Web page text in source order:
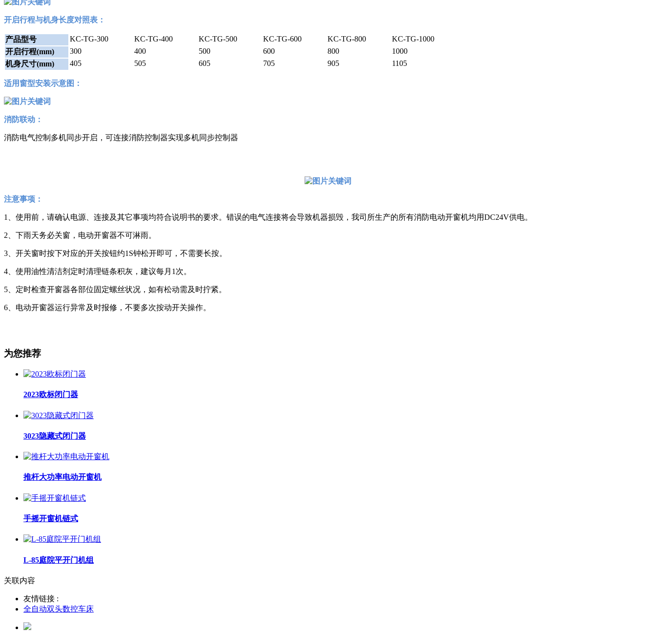
开启行程与机身长度对照表：
产品型号 KC-TG-300 KC-TG-400 KC-TG-500 KC-TG-600 KC-TG-800
KC-TG-1000
开启行程(mm)
300 400 500 600 800
1000
机身尺寸(mm)
405 505 605 705 905 1105
适用窗型安装示意图：
消防联动 ：
消防电气控制多机同步开启，可连接消防控制器实现多机同步控制器
注意事项 ：
1、使用前，请确认电源、连接及其它事项均符合说明书的要求。错误的电气连接将会导致机器损毁，我司所生产的所有消防电动开窗机均用DC24V供电。
2、下雨天务必关窗，电动开窗器不可淋雨。
3、开关窗时按下对应的开关按钮约1S钟松开即可，不需要长按。
4、使用油性清洁剂定时清理链条积灰，建议每月1次。
5、定时检查开窗器各部位固定螺丝状况，如有松动需及时拧紧。
6、电动开窗器运行异常及时报修，不要多次按动开关操作。
为您推荐
2023欧标闭门器
3023隐藏式闭门器
推杆大功率电动开窗机
手摇开窗机链式
L-85庭院平开门机组
关联内容
友情链接 :
全自动双头数控车床